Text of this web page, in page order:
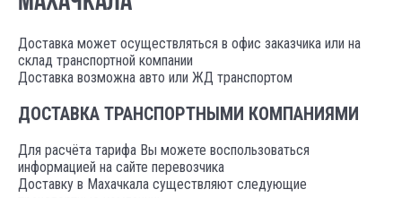
Доставка может осуществляться в офис заказчика или на
склад транспортной компании
Доставка возможна авто или ЖД транспортом
ДОСТАВКА ТРАНСПОРТНЫМИ КОМПАНИЯМИ
Для расчёта тарифа Вы можете воспользоваться
информацией на сайте перевозчика
Доставку в Махачкала существляют следующие